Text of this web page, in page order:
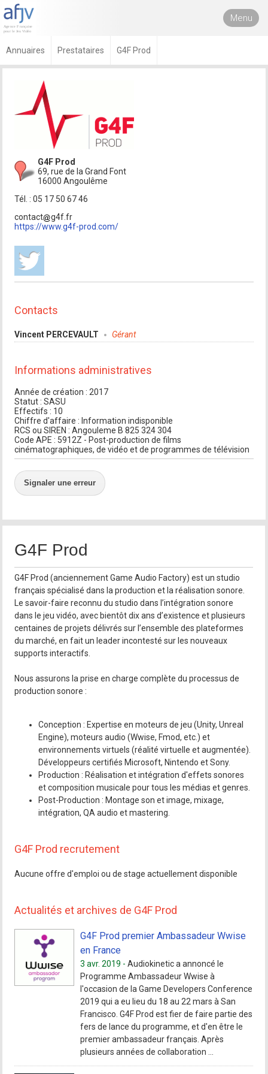
Menu
Annuaires Prestataires G4F Prod
G4F Prod
69, rue de la Grand Font
16000 Angoulême
Tél. : 05 17 50 67 46
contact
g4f.fr
https://www.g4f-prod.com/
Contacts
Vincent PERCEVAULT Gérant
Informations administratives
Année de création : 2017
Statut : SASU
Effectifs : 10
Chiffre d'affaire : Information indisponible
RCS ou SIREN : Angouleme B 825 324 304
Code APE : 5912Z - Post-production de films
cinématographiques, de vidéo et de programmes de télévision
Signaler une erreur
G4F Prod
G4F Prod (anciennement Game Audio Factory) est un studio
français spécialisé dans la production et la réalisation sonore.
Le savoir-faire reconnu du studio dans l’intégration sonore
dans le jeu vidéo, avec bientôt dix ans d’existence et plusieurs
centaines de projets délivrés sur l’ensemble des plateformes
du marché, en fait un leader incontesté sur les nouveaux
supports interactifs.
Nous assurons la prise en charge complète du processus de
production sonore :
Conception : Expertise en moteurs de jeu (Unity, Unreal
Engine), moteurs audio (Wwise, Fmod, etc.) et
environnements virtuels (réalité virtuelle et augmentée).
Développeurs certifiés Microsoft, Nintendo et Sony.
Production : Réalisation et intégration d'effets sonores
et composition musicale pour tous les médias et genres.
Post-Production : Montage son et image, mixage,
intégration, QA audio et mastering.
G4F Prod recrutement
Aucune offre d'emploi ou de stage actuellement disponible
Actualités et archives de G4F Prod
G4F Prod premier Ambassadeur Wwise
en France
3 avr. 2019 -Audiokinetic a annoncé le
Programme Ambassadeur Wwise à
l'occasion de la Game Developers Conference
2019 qui a eu lieu du 18 au 22 mars à San
Francisco. G4F Prod est fier de faire partie des
fers de lance du programme, et d'en être le
premier ambassadeur français. Après
plusieurs années de collaboration ...